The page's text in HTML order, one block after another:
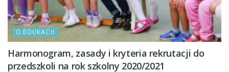
O EDUKACJI
Harmonogram, zasady i kryteria rekrutacji do
przedszkoli na rok szkolny 2020/2021